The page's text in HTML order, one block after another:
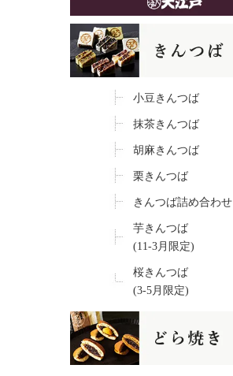
小豆きんつば
抹茶きんつば
胡麻きんつば
栗きんつば
きんつば詰め合わせ
芋きんつば
(11-3月限定)
桜きんつば
(3-5月限定)